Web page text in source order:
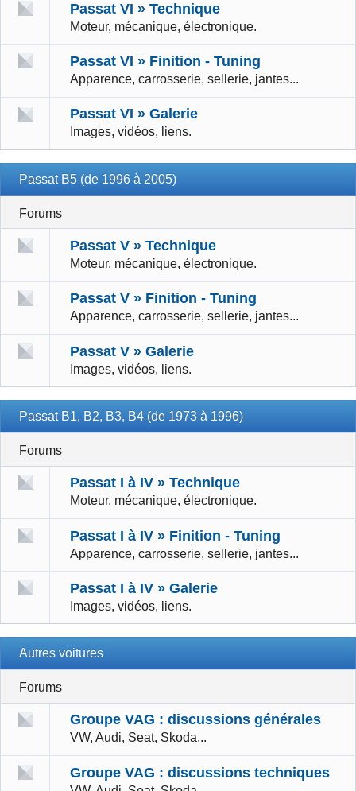
Passat VI » Technique
Moteur, mécanique, électronique.
Passat VI » Finition - Tuning
Apparence, carrosserie, sellerie, jantes...
Passat VI » Galerie
Images, vidéos, liens.
Passat B5 (de 1996 à 2005)
Forums
Passat V » Technique
Moteur, mécanique, électronique.
Passat V » Finition - Tuning
Apparence, carrosserie, sellerie, jantes...
Passat V » Galerie
Images, vidéos, liens.
Passat B1, B2, B3, B4 (de 1973 à 1996)
Forums
Passat I à IV » Technique
Moteur, mécanique, électronique.
Passat I à IV » Finition - Tuning
Apparence, carrosserie, sellerie, jantes...
Passat I à IV » Galerie
Images, vidéos, liens.
Autres voitures
Forums
Groupe VAG : discussions générales
VW, Audi, Seat, Skoda...
Groupe VAG : discussions techniques